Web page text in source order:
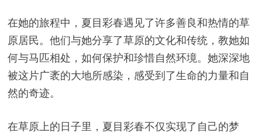
在她的旅程中，夏目彩春遇见了许多善良和热情的草
原居民。他们与她分享了草原的文化和传统，教她如
何与马匹相处，如何保护和珍惜自然环境。她深深地
被这片广袤的大地所感染，感受到了生命的力量和自
然的奇迹。
在草原上的日子里，夏目彩春不仅实现了自己的梦